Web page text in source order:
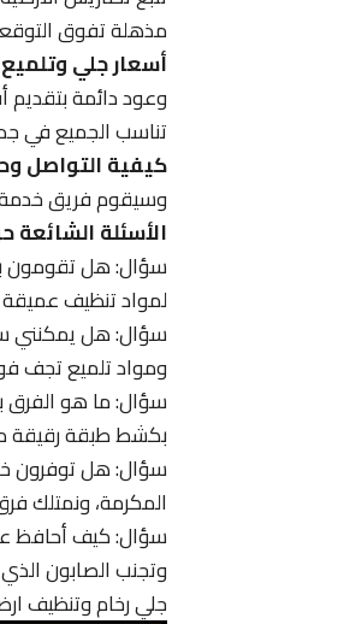
مذهلة تفوق
أسعار جلي وتلميع
وعود دائمة بتقديم
تناسب الجميع في
كيفية التواصل
وسيقوم فريق خدمة
الأسئلة الشائعة
سؤال: هل تقومون
لمواد تنظيف عميقة
سؤال: هل يمكنني
ومواد تلميع تجف
سؤال: ما هو الفرق
بكشط طبقة رقيقة
سؤال: هل توفرون
المكرمة، ونمتلك
وتجنب الصابون
جلي رخام وتنظيف ارضيات